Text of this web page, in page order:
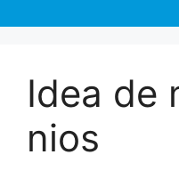
Idea de
nios